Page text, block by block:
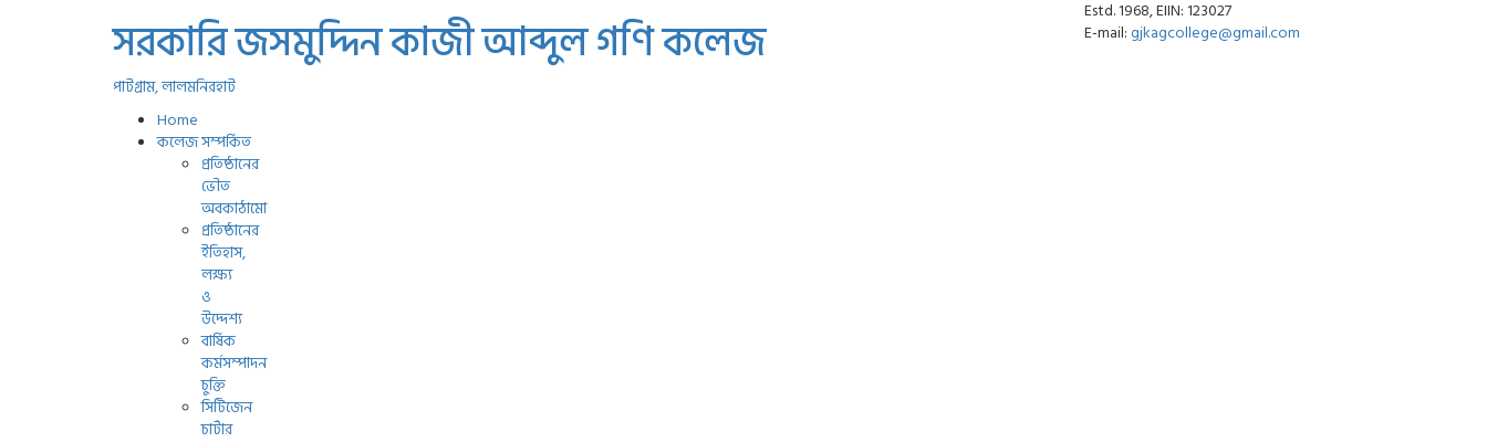
সরকারি জসমুদ্দিন কাজী আব্দুল গণি কলেজ
পাটগ্রাম, লালমনিরহাট
Estd. 1968, EIIN: 123027
E-mail:gjkagcollege@gmail.com
Home
কলেজ সম্পর্কিত
প্রতিষ্ঠানের
ভৌত
অবকাঠামো
প্রতিষ্ঠানের
ইতিহাস,
লক্ষ্য
ও
উদ্দেশ্য
বার্ষিক
কর্মসম্পাদন
চুক্তি
সিটিজেন
চার্টার